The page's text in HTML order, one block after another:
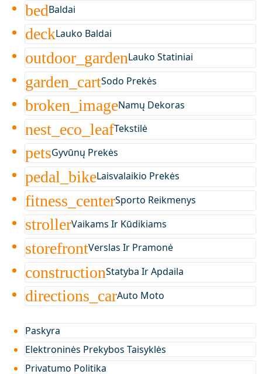
bedBaldai
deckLauko Baldai
outdoor_gardenLauko Statiniai
garden_cartSodo Prekės
broken_imageNamų Dekoras
nest_eco_leafTekstilė
petsGyvūnų Prekės
pedal_bikeLaisvalaikio Prekės
fitness_centerSporto Reikmenys
strollerVaikams Ir Kūdikiams
storefrontVerslas Ir Pramonė
constructionStatyba Ir Apdaila
directions_carAuto Moto
Paskyra
Elektroninės Prekybos Taisyklės
Privatumo Politika